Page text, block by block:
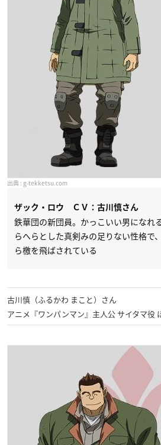
g-tekketsu.com
ザック・ロウ ＣＶ：古川慎さん
鉄華団の新団員。かっこいい男になれ
らへらとした真剣みの足りない性格で
ら檄を飛ばされている
古川慎（ふるかわ まこと）さん
アニメ『ワンパンマン』主人公 サイタマ役